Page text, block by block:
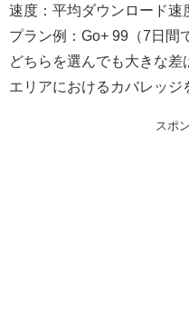
速度：平均ダウンロード速
プラン例：Go+ 99（7日間
どちらを選んでも大きな
エリアにおけるカバレッジ
スポ